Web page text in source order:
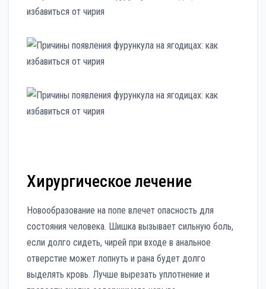
Хирургическое лечение
Новообразование на попе влечет опасность для
состояния человека. Шишка вызывает сильную боль,
если долго сидеть, чирей при входе в анальное
отверстие может лопнуть и рана будет долго
выделять кровь. Лучше вырезать уплотнение и